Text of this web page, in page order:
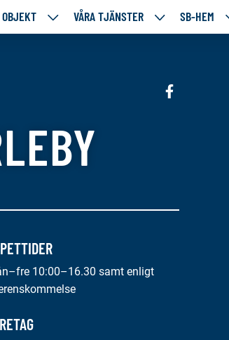
OBJEKT
VÅRA VÅRA TJÄNSTER
VÅRASB-HEM
Sociala
10:00–16.30 samt enligt